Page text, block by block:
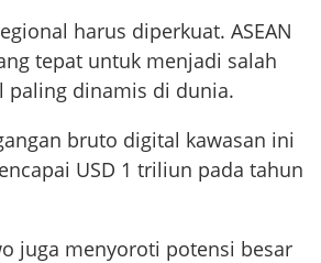
harus diperkuat. ASEAN
tepat untuk menjadi salah
paling dinamis di dunia.
bruto digital kawasan ini
USD 1 triliun pada tahun
juga menyoroti potensi besar